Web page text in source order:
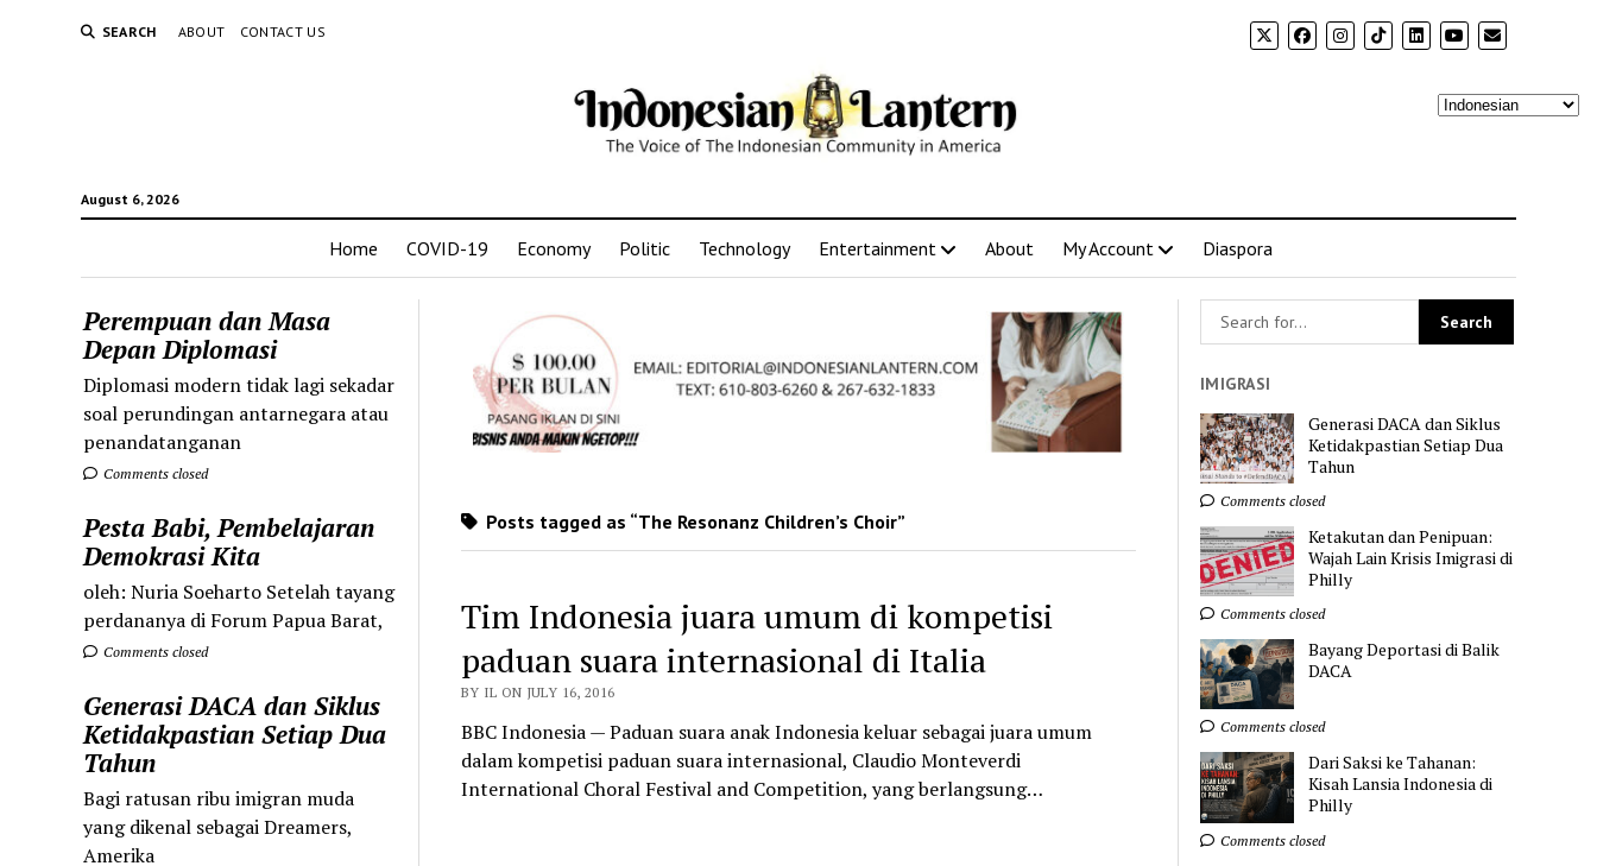
SEARCH ABOUT CONTACT US
August 6, 2026
Home COVID-19 Economy Politic Technology Entertainment About My Account Diaspora
Perempuan dan Masa
Depan Diplomasi
Diplomasi modern tidak lagi sekadar
soal perundingan antarnegara atau
penandatanganan
Comments closed
Pesta Babi, Pembelajaran
Demokrasi Kita
oleh: Nuria Soeharto Setelah tayang
perdananya di Forum Papua Barat,
Comments closed
Generasi DACA dan Siklus
Ketidakpastian Setiap Dua
Tahun
Bagi ratusan ribu imigran muda
yang dikenal sebagai Dreamers,
Amerika
Posts tagged as “The Resonanz Children’s Choir”
Tim Indonesia juara umum di kompetisi
paduan suara internasional di Italia
BY IL ON JULY 16, 2016
BBC Indonesia — Paduan suara anak Indonesia keluar sebagai juara umum
dalam kompetisi paduan suara internasional, Claudio Monteverdi
International Choral Festival and Competition, yang berlangsung…
IMIGRASI
Generasi DACA dan Siklus
Ketidakpastian Setiap Dua
Tahun
Comments closed
Ketakutan dan Penipuan:
Wajah Lain Krisis Imigrasi di
Philly
Comments closed
Bayang Deportasi di Balik
DACA
Comments closed
Dari Saksi ke Tahanan:
Kisah Lansia Indonesia di
Philly
Comments closed